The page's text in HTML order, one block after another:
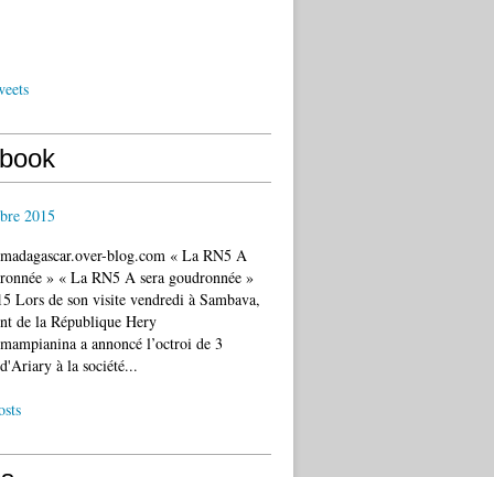
2015
blog.com « La RN5 A
» « La RN5 A sera goudronnée »
Lors de son visite vendredi à Sambava,
de la République Hery
a annoncé l’octroi de 3
à la société...